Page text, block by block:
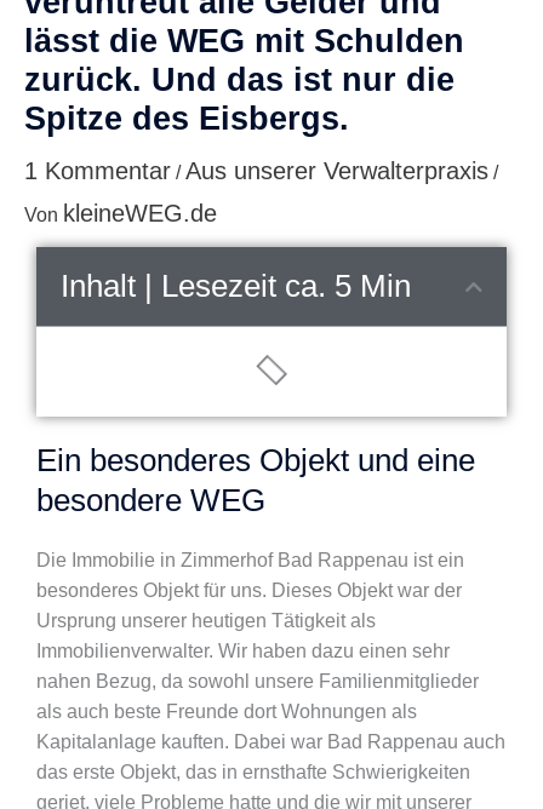
lässt die WEG mit Schulden
zurück. Und das ist nur die
Spitze des Eisbergs.
1 Kommentar /Aus unserer Verwalterpraxis /
Von kleineWEG.de
Inhalt | Lesezeit ca. 5 Min
Ein besonderes Objekt und eine
besondere WEG
Die Immobilie in Zimmerhof Bad Rappenau ist ein
besonderes Objekt für uns. Dieses Objekt war der
Ursprung unserer heutigen Tätigkeit als
Immobilienverwalter. Wir haben dazu einen sehr
nahen Bezug, da sowohl unsere Familienmitglieder
als auch beste Freunde dort Wohnungen als
Kapitalanlage kauften. Dabei war Bad Rappenau auch
das erste Objekt, das in ernsthafte Schwierigkeiten
geriet, viele Probleme hatte und die wir mit unserer